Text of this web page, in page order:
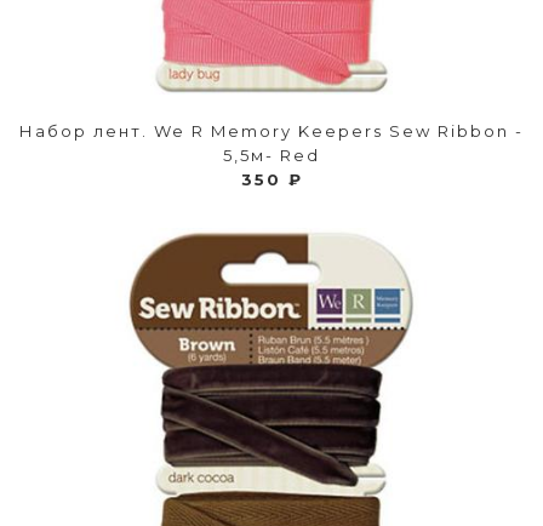
Набор лент. We R Memory Keepers Sew Ribbon -
5,5м- Red
350 ₽